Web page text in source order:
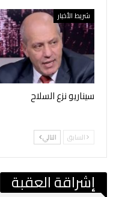
شريط الأخبار
سيناريو نزع السلاح
السابق التالي
إشراقة العقبة